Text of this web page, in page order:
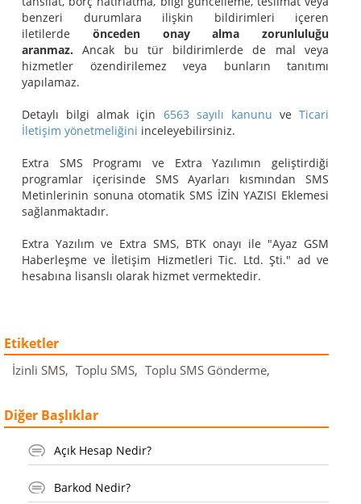
benzeri durumlara ilişkin bildirimleri içeren
iletilerde önceden onay alma zorunluluğu
aranmaz. Ancak bu tür bildirimlerde de mal veya
hizmetler özendirilemez veya bunların tanıtımı
yapılamaz.
Detaylı bilgi almak için 6563 sayılı kanunu ve Ticari
İletişim yönetmeliğini inceleyebilirsiniz.
Extra SMS Programı ve Extra Yazılımın geliştirdiği
programlar içerisinde SMS Ayarları kısmından SMS
Metinlerinin sonuna otomatik SMS İZİN YAZISI Eklemesi
sağlanmaktadır.
Extra Yazılım ve Extra SMS, BTK onayı ile "Ayaz GSM
Haberleşme ve İletişim Hizmetleri Tic. Ltd. Şti." ad ve
hesabına lisanslı olarak hizmet vermektedir.
Etiketler
İzinli SMS, Toplu SMS, Toplu SMS Gönderme,
Diğer Başlıklar
Açık Hesap Nedir?
Barkod Nedir?